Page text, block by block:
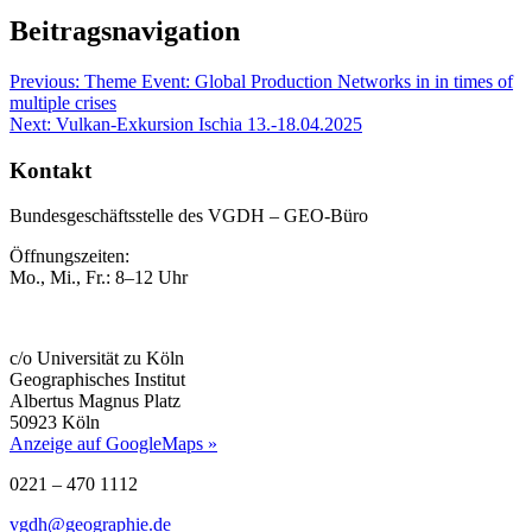
Beitragsnavigation
Previous: Theme Event: Global Production Networks in in times of
multiple crises
Next: Vulkan-Exkursion Ischia 13.-18.04.2025
Kontakt
Bundesgeschäftsstelle des VGDH – GEO-Büro
Öffnungszeiten:
Mo., Mi., Fr.: 8–12 Uhr
c/o Universität zu Köln
Geographisches Institut
Albertus Magnus Platz
50923 Köln
Anzeige auf GoogleMaps »
0221 – 470 1112
vgdh@geographie.de